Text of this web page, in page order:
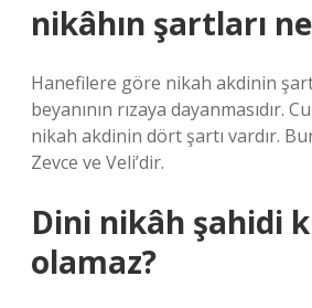
nikâhın şartları
Hanefilere göre nikah akdinin
beyanının rızaya dayanmasıdır.
nikah akdinin dört şartı vardır.
Zevce ve Veli’dir.
Dini nikâh şahidi
olamaz?